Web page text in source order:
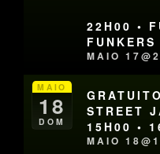
22H00 •
FUNKERS
MAIO
MAIO
18
DOM
STREET
15H00 •
MAIO